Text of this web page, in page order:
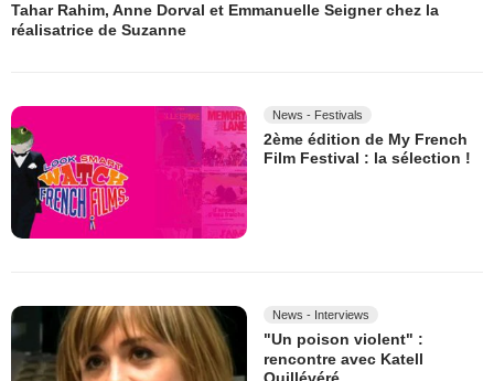
Tahar Rahim, Anne Dorval et Emmanuelle Seigner chez la
réalisatrice de Suzanne
News - Festivals
2ème édition de My French
Film Festival : la sélection !
News - Interviews
"Un poison violent" :
rencontre avec Katell